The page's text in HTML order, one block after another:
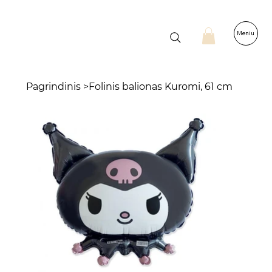
Meniu
Pagrindinis > Folinis balionas Kuromi, 61 cm